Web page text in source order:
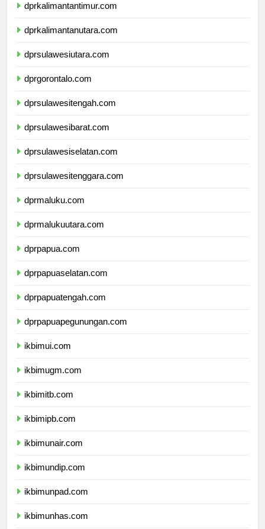
dprkalimantantimur.com
dprkalimantanutara.com
dprsulawesiutara.com
dprgorontalo.com
dprsulawesitengah.com
dprsulawesibarat.com
dprsulawesiselatan.com
dprsulawesitenggara.com
dprmaluku.com
dprmalukuutara.com
dprpapua.com
dprpapuaselatan.com
dprpapuatengah.com
dprpapuapegunungan.com
ikbimui.com
ikbimugm.com
ikbimitb.com
ikbimipb.com
ikbimunair.com
ikbimundip.com
ikbimunpad.com
ikbimunhas.com